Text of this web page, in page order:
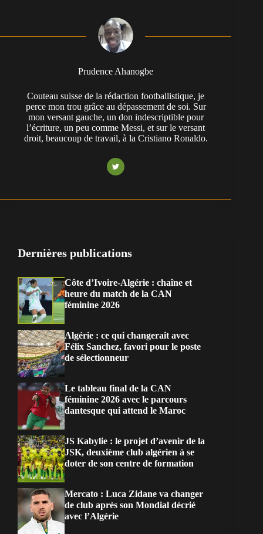
Prudence Ahanogbe
Couteau suisse de la rédaction footballistique, je
perce mon trou grâce au dépassement de soi. Sur
mon versant gauche, un don indescriptible pour
l’écriture, un peu comme Messi, et sur le versant
droit, beaucoup de travail, à la Cristiano Ronaldo.
Dernières publications
Côte d’Ivoire-Algérie : chaîne et
heure du match de la CAN
féminine 2026
Algérie : ce qui changerait avec
Félix Sanchez, favori pour le poste
de sélectionneur
Le tableau final de la CAN
féminine 2026 avec le parcours
dantesque qui attend le Maroc
JS Kabylie : le projet d’avenir de la
JSK, deuxième club algérien à se
doter de son centre de formation
Mercato : Luca Zidane va changer
de club après son Mondial décrié
avec l’Algérie